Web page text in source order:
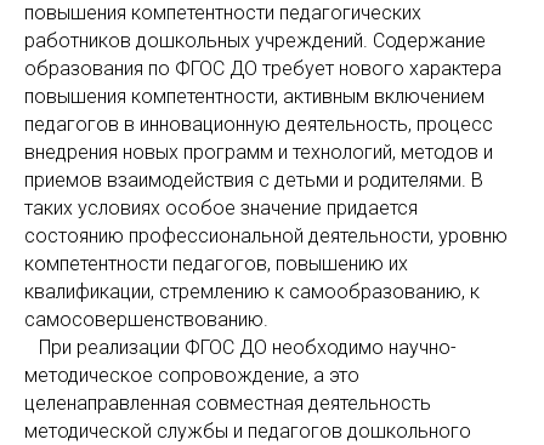
повышения компетентности педагогических
работников дошкольных учреждений. Содержание
образования по ФГОС ДО требует нового характера
повышения компетентности, активным включением
педагогов в инновационную деятельность, процесс
внедрения новых программ и технологий, методов и
приемов взаимодействия с детьми и родителями. В
таких условиях особое значение придается
состоянию профессиональной деятельности, уровню
компетентности педагогов, повышению их
квалификации, стремлению к самообразованию, к
самосовершенствованию.
При реализации ФГОС ДО необходимо научно-
методическое сопровождение, а это
целенаправленная совместная деятельность
методической службы и педагогов дошкольного